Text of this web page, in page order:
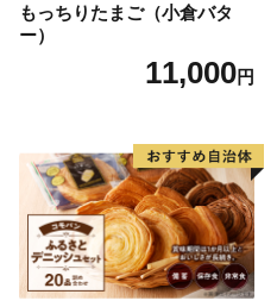
もっちりたまご（小倉バタ
ー）
11,000円